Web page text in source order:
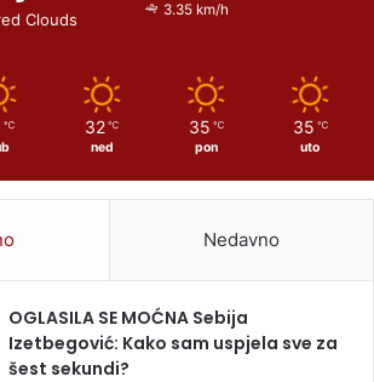
Clouds
3.35 km/h
℃ 32 ℃
ned
35 ℃
pon
35 ℃
uto
Nedavno
OGLASILA SE MOĆNA Sebija
Izetbegović: Kako sam uspjela sve za
šest sekundi?